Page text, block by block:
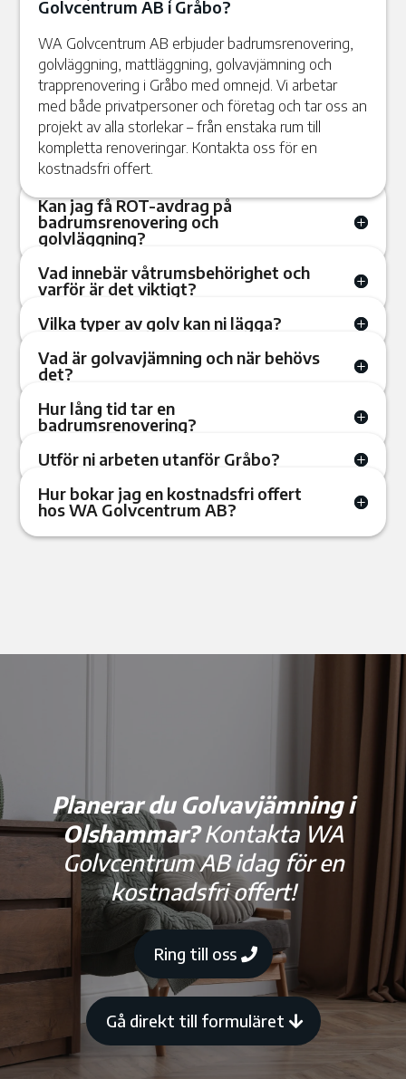
Golvcentrum AB i Gråbo?
WA Golvcentrum AB erbjuder badrumsrenovering,
golvläggning, mattläggning, golvavjämning och
trapprenovering i Gråbo med omnejd. Vi arbetar
med både privatpersoner och företag och tar oss an
projekt av alla storlekar – från enstaka rum till
kompletta renoveringar. Kontakta oss för en
kostnadsfri offert.
Kan jag få ROT-avdrag på
badrumsrenovering och
golvläggning?
Vad innebär våtrumsbehörighet och
varför är det viktigt?
Vilka typer av golv kan ni lägga?
Vad är golvavjämning och när behövs
det?
Hur lång tid tar en
badrumsrenovering?
Utför ni arbeten utanför Gråbo?
Hur bokar jag en kostnadsfri offert
hos WA Golvcentrum AB?
Planerar du Golvavjämning i
Olshammar?Kontakta WA
Golvcentrum AB idag för en
kostnadsfri offert!
Ring till oss
Gå direkt till formuläret